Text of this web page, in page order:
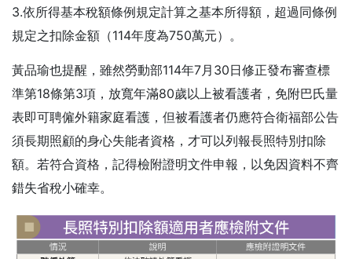
3.依所得基本稅額條例規定計算之基本所得額，超過同條例
規定之扣除金額（114年度為750萬元）。
黃品瑜也提醒，雖然勞動部114年7月30日修正發布審查標
準第18條第3項，放寬年滿80歲以上被看護者，免附巴氏量
表即可聘僱外籍家庭看護，但被看護者仍應符合衛福部公告
須長期照顧的身心失能者資格，才可以列報長照特別扣除
額。若符合資格，記得檢附證明文件申報，以免因資料不齊
錯失省稅小確幸。